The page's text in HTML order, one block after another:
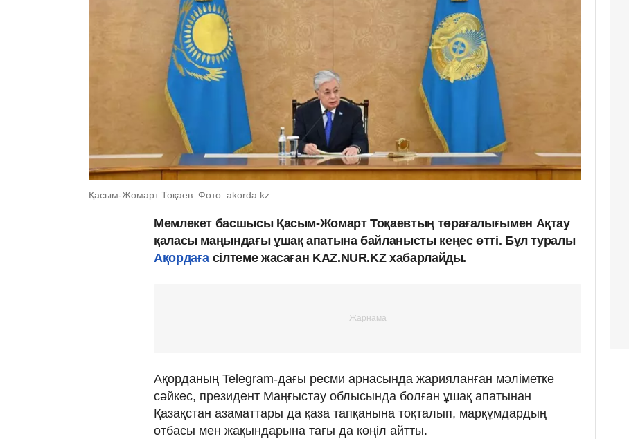
Қасым-Жомарт Тоқаев. Фото: akorda.kz
Мемлекет басшысы Қасым-Жомарт Тоқаевтың төрағалығымен Ақтау
қаласы маңындағы ұшақ апатына байланысты кеңес өтті. Бұл туралы
Ақордаға сілтеме жасаған KAZ.NUR.KZ хабарлайды.
Ақорданың Telegram-дағы ресми арнасында жарияланған мәліметке
сәйкес, президент Маңғыстау облысында болған ұшақ апатынан
Қазақстан азаматтары да қаза тапқанына тоқталып, марқұмдардың
отбасы мен жақындарына тағы да көңіл айтты.